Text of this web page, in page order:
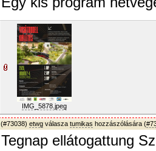
IMG_5878.jpeg
(#73038) etwg válasza tumikas hozzászólására (
Tegnap ellátogattung